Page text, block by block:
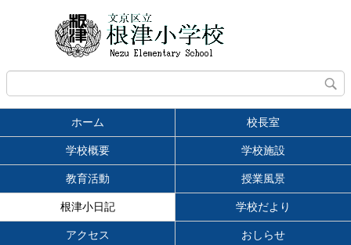
ホーム 校長室
学校概要 学校施設
教育活動 授業風景
根津小日記 学校だより
アクセス おしらせ